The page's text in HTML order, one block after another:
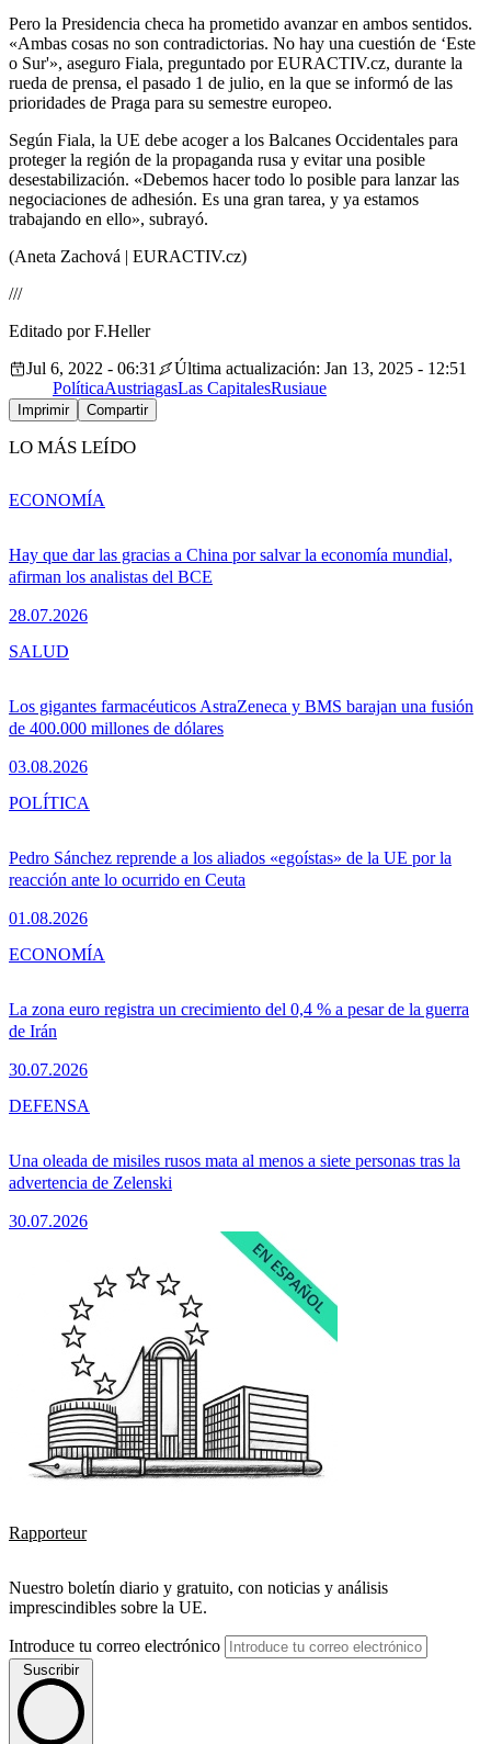
Pero la Presidencia checa ha prometido avanzar en ambos sentidos.
«Ambas cosas no son contradictorias. No hay una cuestión de ‘Este
o Sur'», aseguro Fiala, preguntado por EURACTIV.cz, durante la
rueda de prensa, el pasado 1 de julio, en la que se informó de las
prioridades de Praga para su semestre europeo.
Según Fiala, la UE debe acoger a los Balcanes Occidentales para
proteger la región de la propaganda rusa y evitar una posible
desestabilización. «Debemos hacer todo lo posible para lanzar las
negociaciones de adhesión. Es una gran tarea, y ya estamos
trabajando en ello», subrayó.
(Aneta Zachová | EURACTIV.cz)
///
Editado por F.Heller
Jul 6, 2022 - 06:31
Última actualización: Jan 13, 2025 - 12:51
PolíticaAustriagasLas CapitalesRusiaue
Imprimir Compartir
LO MÁS LEÍDO
Hay que dar las gracias a China por salvar la economía mundial,
afirman los analistas del BCE
28.07.2026
ECONOMÍA
Los gigantes farmacéuticos AstraZeneca y BMS barajan una fusión
de 400.000 millones de dólares
03.08.2026
SALUD
Pedro Sánchez reprende a los aliados «egoístas» de la UE por la
reacción ante lo ocurrido en Ceuta
01.08.2026
POLÍTICA
La zona euro registra un crecimiento del 0,4 % a pesar de la guerra
de Irán
30.07.2026
ECONOMÍA
Una oleada de misiles rusos mata al menos a siete personas tras la
advertencia de Zelenski
30.07.2026
DEFENSA
Rapporteur
Nuestro boletín diario y gratuito, con noticias y análisis
imprescindibles sobre la UE.
Introduce tu correo electrónico
Suscribir